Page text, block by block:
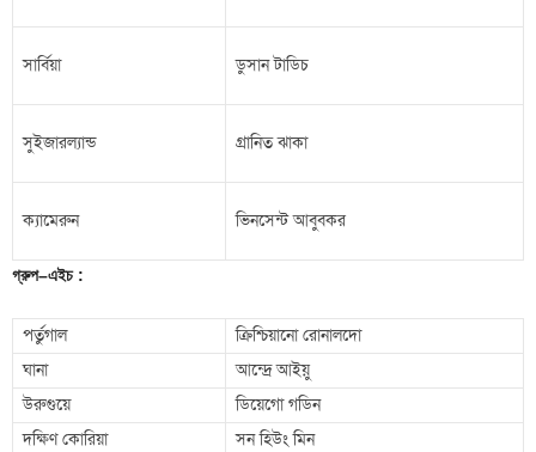
সার্বিয়া ডুসান টাডিচ
সুইজারল্যান্ড গ্রানিত ঝাকা
ক্যামেরুন ভিনসেন্ট আবুবকর
গ্রুপ–এইচ:
পর্তুগাল
ক্রিশ্চিয়ানো রোনালদো
ঘানা
আন্দ্রে আইয়ু
উরুগুয়ে
ডিয়েগো গডিন
দক্ষিণ কোরিয়া
সন হিউং মিন